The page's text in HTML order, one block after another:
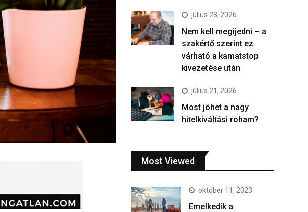
július 28, 2026
Nem kell megijedni – a
szakértő szerint ez
várható a kamatstop
kivezetése után
július 21, 2026
Most jöhet a nagy
hitelkiváltási roham?
Most Viewed
október 11, 2023
Emelkedik a